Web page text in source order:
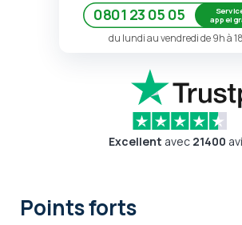
0801 23 05 05
appel
du lundi au vendredi de 9h à
Excellent avec 21400
Points forts